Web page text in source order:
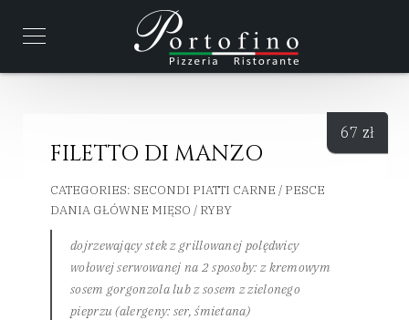
FILETTO DI MANZO
CATEGORIES: SECONDI PIATTI CARNE / PESCE
DANIA GŁÓWNE MIĘSO / RYBY
dojrzewający stek z grillowanej polędwicy
wołowej serwowanej na 2 sposoby: z kremowym
sosem gorgonzola lub z sosem z zielonego
pieprzu (alergeny: ser, śmietana)
67 zł